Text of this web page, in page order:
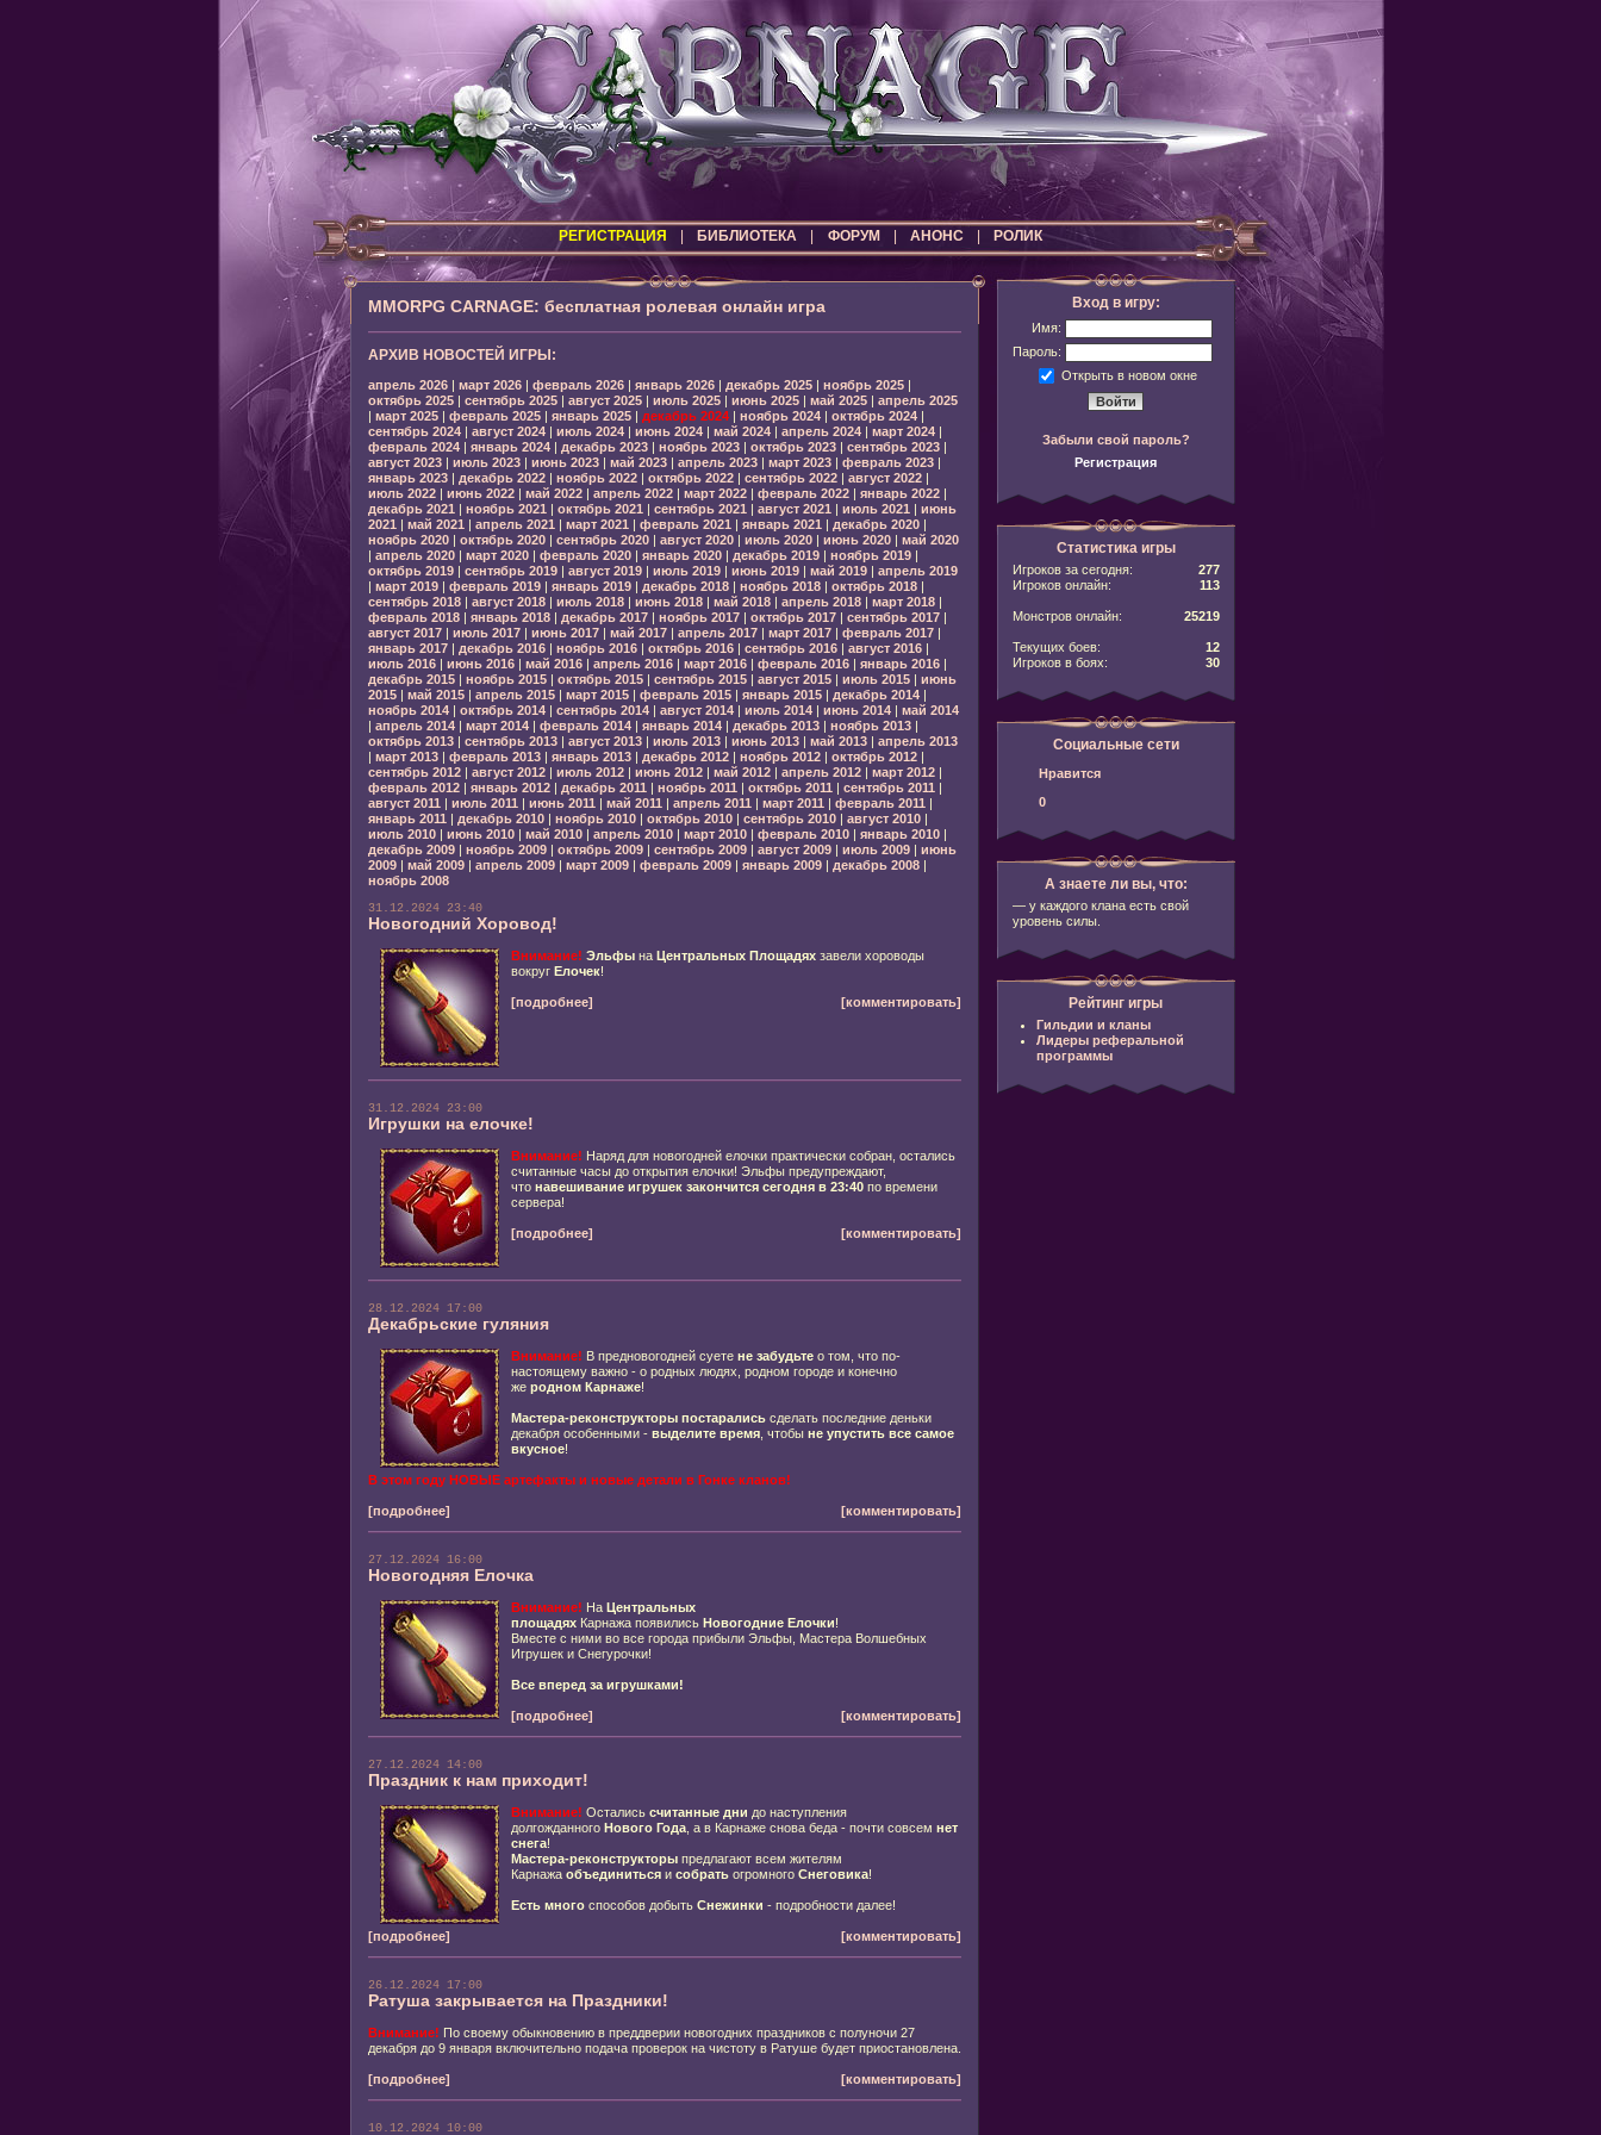
РЕГИСТРАЦИЯ БИБЛИОТЕКА ФОРУМ АНОНС РОЛИК
MMORPG CARNAGE: бесплатная ролевая онлайн игра
АРХИВ НОВОСТЕЙ ИГРЫ:
апрель 2026| март 2026| февраль 2026| январь 2026| декабрь 2025| ноябрь 2025|
октябрь 2025| сентябрь 2025| август 2025| июль 2025| июнь 2025| май 2025| апрель 2025
| март 2025| февраль 2025| январь 2025| декабрь 2024| ноябрь 2024| октябрь 2024|
сентябрь 2024| август 2024| июль 2024| июнь 2024| май 2024| апрель 2024| март 2024|
февраль 2024| январь 2024| декабрь 2023| ноябрь 2023| октябрь 2023| сентябрь 2023|
август 2023| июль 2023| июнь 2023| май 2023| апрель 2023| март 2023| февраль 2023|
январь 2023| декабрь 2022| ноябрь 2022| октябрь 2022| сентябрь 2022| август 2022|
июль 2022| июнь 2022| май 2022| апрель 2022| март 2022| февраль 2022| январь 2022|
декабрь 2021 | ноябрь 2021 | октябрь 2021 | сентябрь 2021 | август 2021 | июль 2021 | июнь
2021 | май 2021 | апрель 2021 | март 2021 | февраль 2021 | январь 2021 | декабрь 2020|
ноябрь 2020| октябрь 2020| сентябрь 2020| август 2020| июль 2020| июнь 2020| май 2020
| апрель 2020| март 2020| февраль 2020| январь 2020| декабрь 2019| ноябрь 2019|
октябрь 2019| сентябрь 2019| август 2019| июль 2019| июнь 2019| май 2019| апрель 2019
| март 2019| февраль 2019| январь 2019| декабрь 2018| ноябрь 2018| октябрь 2018|
сентябрь 2018| август 2018| июль 2018| июнь 2018| май 2018| апрель 2018| март 2018|
февраль 2018| январь 2018| декабрь 2017| ноябрь 2017| октябрь 2017| сентябрь 2017|
август 2017| июль 2017| июнь 2017| май 2017| апрель 2017| март 2017| февраль 2017|
январь 2017| декабрь 2016| ноябрь 2016| октябрь 2016| сентябрь 2016| август 2016|
июль 2016| июнь 2016| май 2016| апрель 2016| март 2016| февраль 2016| январь 2016|
декабрь 2015| ноябрь 2015| октябрь 2015| сентябрь 2015| август 2015| июль 2015| июнь
2015| май 2015| апрель 2015| март 2015| февраль 2015| январь 2015| декабрь 2014|
ноябрь 2014| октябрь 2014| сентябрь 2014| август 2014| июль 2014| июнь 2014| май 2014
| апрель 2014| март 2014| февраль 2014| январь 2014| декабрь 2013| ноябрь 2013|
октябрь 2013| сентябрь 2013| август 2013| июль 2013| июнь 2013| май 2013| апрель 2013
| март 2013| февраль 2013| январь 2013| декабрь 2012| ноябрь 2012| октябрь 2012|
сентябрь 2012| август 2012| июль 2012| июнь 2012| май 2012| апрель 2012| март 2012|
февраль 2012| январь 2012| декабрь 2011 | ноябрь 2011 | октябрь 2011 | сентябрь 2011 |
август 2011 | июль 2011 | июнь 2011 | май 2011 | апрель 2011 | март 2011 | февраль 2011 |
январь 2011 | декабрь 2010| ноябрь 2010| октябрь 2010| сентябрь 2010| август 2010|
июль 2010| июнь 2010| май 2010| апрель 2010| март 2010| февраль 2010| январь 2010|
декабрь 2009| ноябрь 2009| октябрь 2009| сентябрь 2009| август 2009| июль 2009| июнь
2009| май 2009| апрель 2009| март 2009| февраль 2009| январь 2009| декабрь 2008|
ноябрь 2008
31.12.2024 23:40
Новогодний Хоровод!
Внимание! Эльфы на Центральных Площадяхзавели хороводы
вокруг Елочек!
[подробнее] [комментировать]
31.12.2024 23:00
Игрушки на елочке!
Внимание! Наряд для новогодней елочки практически собран, остались
считанные часы до открытия елочки! Эльфы предупреждают,
что навешивание игрушек закончится сегодня в 23:40по времени
сервера!
[подробнее] [комментировать]
28.12.2024 17:00
Декабрьские гуляния
Внимание! В предновогодней суете не забудьтео том, что по-
настоящему важно - о родных людях, родном городе и конечно
же родном Карнаже!
Мастера-реконструкторы постаралисьсделать последние деньки
декабря особенными - выделите время, чтобы не упустить все самое
вкусное!
В этом году НОВЫЕ артефакты и новые детали в Гонке кланов!
[подробнее] [комментировать]
27.12.2024 16:00
Новогодняя Елочка
Внимание! На Центральных
площадяхКарнажа появились Новогодние Елочки!
Вместе с ними во все города прибыли Эльфы, Мастера Волшебных
Игрушек и Снегурочки!
Все вперед за игрушками!
[подробнее] [комментировать]
27.12.2024 14:00
Праздник к нам приходит!
Внимание! Остались считанные дни до наступления
долгожданного Нового Года, а в Карнаже снова беда - почти совсем нет
снега!
Мастера-реконструкторыпредлагают всем жителям
Карнажа объединитьсяи собратьогромного Снеговика!
Есть многоспособов добыть Снежинки - подробности далее!
[подробнее] [комментировать]
26.12.2024 17:00
Ратуша закрывается на Праздники!
Внимание! По своему обыкновению в преддверии новогодних праздников с полуночи 27
декабря до 9 января включительно подача проверок на чистоту в Ратуше будет приостановлена.
[подробнее] [комментировать]
10.12.2024 10:00
Вход в игру:
Имя:
Пароль:
Открыть в новом окне
Забыли свой пароль?
Регистрация
Статистика игры
Игроков за сегодня:
277
Игроков онлайн:
113
Монстров онлайн: 25219
Текущих боев:
12
Игроков в боях:
30
Социальные сети
Нравится
0
А знаете ли вы, что:
— у каждого клана есть свой
уровень силы.
Рейтинг игры
Гильдии и кланы
Лидеры реферальной
программы